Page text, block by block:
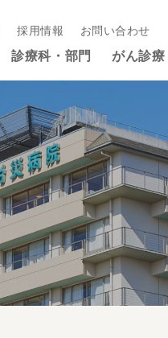
採用情報 お問い合わせ
診療科・部門 がん診療